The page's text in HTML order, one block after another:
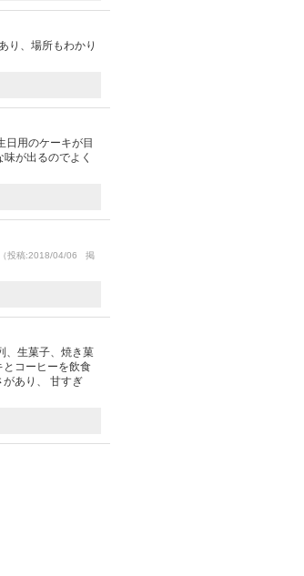
り、場所もわかり
日用のケーキが目
が出るのでよく
（投稿:2018/04/06 掲
、生菓子、焼き菓
コーヒーを飲食
あり、 甘すぎ